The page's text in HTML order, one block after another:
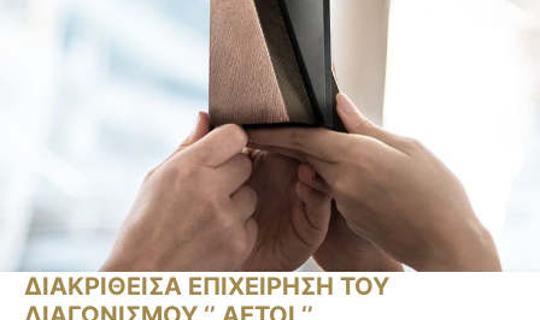
ΔΙΑΚΡΙΘΕΙΣΑ ΕΠΙΧΕΙΡΗΣΗ ΤΟΥ